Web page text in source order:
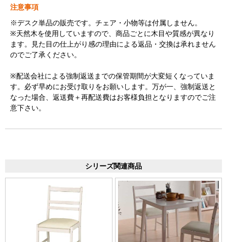
注意事項
※デスク単品の販売です。チェア・小物等は付属しません。
※天然木を使用していますので、商品ごとに木目や質感が異なり
ます。見た目の仕上がり感の理由による返品・交換は承れません
のでご了承ください。
※配送会社による強制返送までの保管期間が大変短くなっていま
す。必ず早めにお受け取りをお願いします。万が一、強制返送と
なった場合、返送費＋再配送費はお客様負担となりますのでご注
意下さい。
シリーズ関連商品